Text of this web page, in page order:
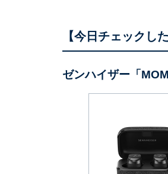
【今日チェックし
ゼンハイザー「